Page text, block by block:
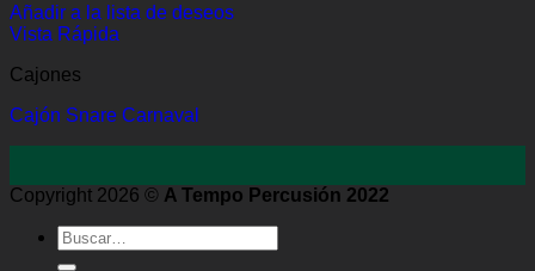
Añadir a la lista de deseos
Vista Rápida
Cajones
Cajón Snare Carnaval
Copyright 2026 © A Tempo Percusión 2022
Buscar
por: